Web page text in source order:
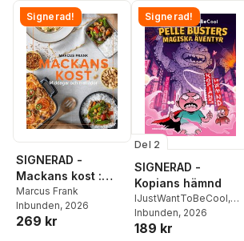
Signerad!
SIGNERAD -
Mackans kost :
Middagar och
matlådor
Marcus Frank
Inbunden, 2026
269 kr
Signerad!
Del 2
SIGNERAD -
Kopians hämnd
IJustWantToBeCool,
Joel Adolphson
Ejdemo Beer
Inbunden, 2026
189 kr